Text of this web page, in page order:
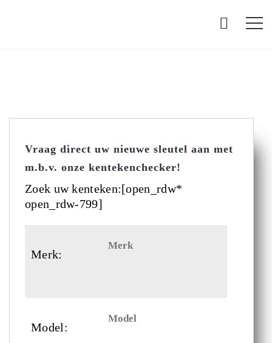
Vraag direct uw nieuwe sleutel aan met
m.b.v. onze kentekenchecker!
Zoek uw kenteken:[open_rdw*
open_rdw-799]
Merk:
Model: